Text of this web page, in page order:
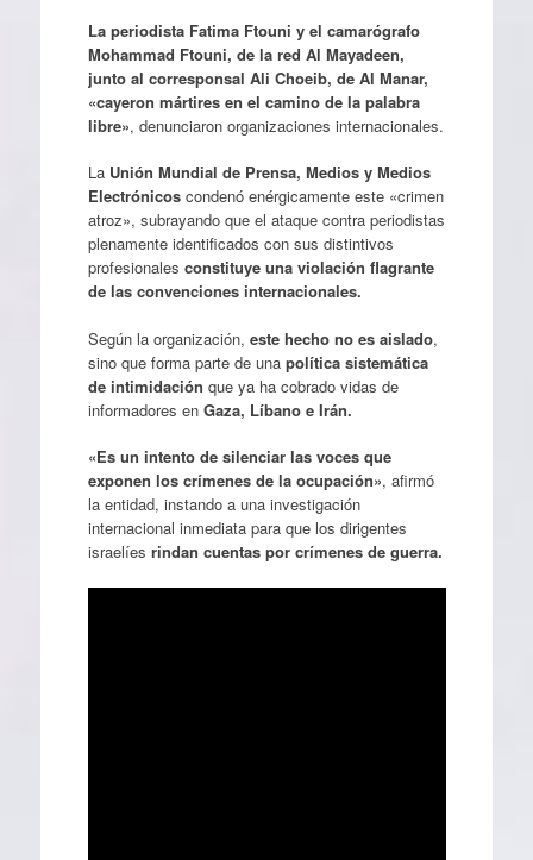
La periodista Fatima Ftouni y el camarógrafo
Mohammad Ftouni, de la red Al Mayadeen,
junto al corresponsal Ali Choeib, de Al Manar,
«cayeron mártires en el camino de la palabra
libre», denunciaron organizaciones internacionales.
La Unión Mundial de Prensa, Medios y Medios
Electrónicoscondenó enérgicamente este «crimen
atroz», subrayando que el ataque contra periodistas
plenamente identificados con sus distintivos
profesionales constituye una violación flagrante
de las convenciones internacionales.
​Según la organización, este hecho no es aislado,
sino que forma parte de una política sistemática
de intimidación que ya ha cobrado vidas de
informadores en Gaza, Líbano e Irán.
«Es un intento de silenciar las voces que
exponen los crímenes de la ocupación», afirmó
la entidad, instando a una investigación
internacional inmediata para que los dirigentes
israelíes rindan cuentas por crímenes de guerra.